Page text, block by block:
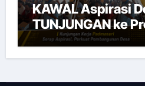
KAWAL Aspirasi
TUNJUNGAN ke